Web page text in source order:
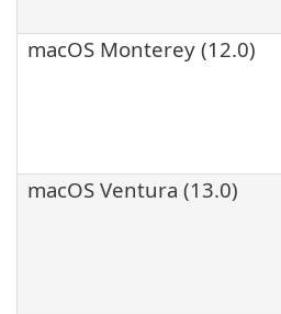
macOS Monterey (12.0)
macOS Ventura (13.0)